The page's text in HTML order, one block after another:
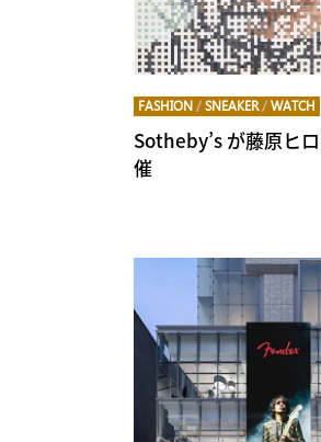
FASHION /SNEAKER/WATCH
Sotheby’s が藤原ヒ
催